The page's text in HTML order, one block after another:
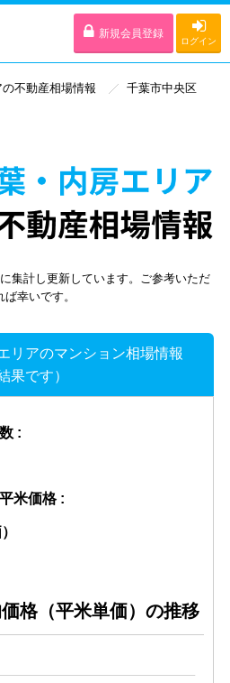
新規会員登録
ログイン
不動産相場情報
千葉市中央区
集計し更新しています。ご参考いただ
ば幸いです。
リアのマンション相場情報
果です）
:
米価格 :
格（平米単価）の推移